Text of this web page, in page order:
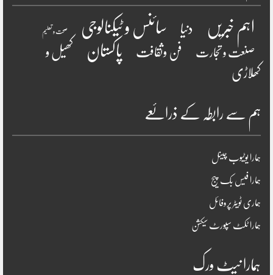
اہم خبریں دنیا سائنس و ٹیکنالوجی صحت و تعلیم
صنعت و تجارت فن وثقافت پاکستان
کھیل و
کھلاڑی
ہم سے رابطہ کے ذرائعے
ہمارا یوٹیوب چینل
ہمارا فیس بک پیج
ہماری ٹویٹر پروفائل
ہمارا ٹکٹ سپورٹ سیکشن
ہمارا نیٹ ورک